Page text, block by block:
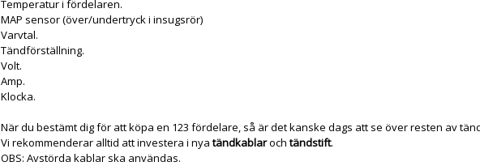
Temperatur i fördelaren.
MAP sensor (över/undertryck i insugsrör)
Varvtal.
Tändförställning.
Volt.
Amp.
Klocka.
När du bestämt dig för att köpa en 123 fördelare, så är det kanske dags att se över resten av
Vi rekommenderar alltid att investera i nyatändkablarochtändstift.
OBS: Avstörda kablar ska användas.